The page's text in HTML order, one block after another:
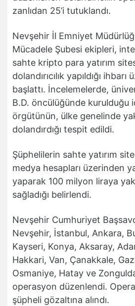
zanlıdan 25’i tutuklandı.
Nevşehir İl Emniyet
Mücadele Şubesi ekipleri,
sahte kripto para yatırım
dolandırıcılık yapıldığı ihbarı
başlattı. İncelemelerde,
B.D. öncülüğünde kurulduğu
örgütünün, ülke genelinde
dolandırdığı tespit edildi.
Şüphelilerin sahte yatırım
medya hesapları üzerinden
yaparak 100 milyon liraya
sağladığı belirlendi.
Nevşehir Cumhuriyet
Nevşehir, İstanbul, Ankara,
Kayseri, Konya, Aksaray,
Hakkari, Van, Çanakkale,
Osmaniye, Hatay ve
operasyon düzenlendi.
şüpheli gözaltına alındı.